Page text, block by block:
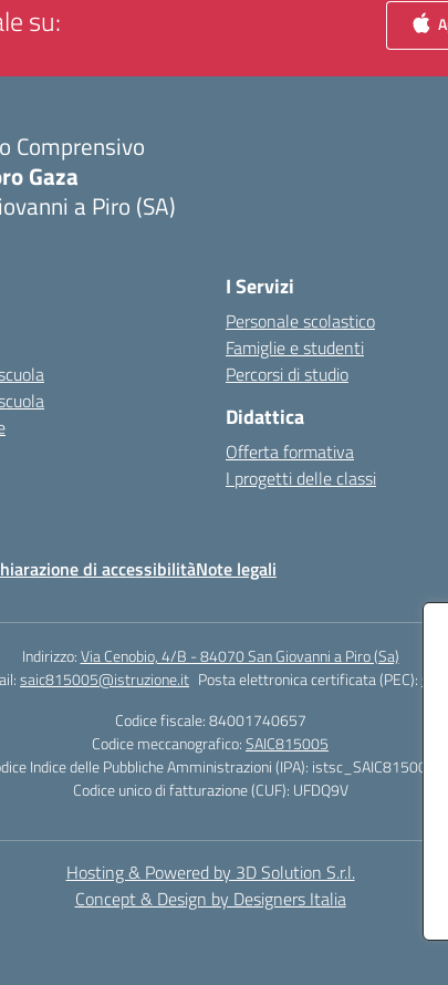
su:
Comprensivo
Gaza
a Piro (SA)
I Servizi
Personale scolastico
Famiglie e studenti
Percorsi di studio
Didattica
Offerta formativa
I progetti delle classi
di accessibilitàNote legali
Indirizzo:Via Cenobio, 4/B - 84070 San Giovanni a Piro (Sa)
saic815005@istruzione.it Posta elettronica certificata (PEC):
Codice fiscale: 84001740657
Codice meccanografico:SAIC815005
Indice delle Pubbliche Amministrazioni (IPA): istsc_SAIC815005
Codice unico di fatturazione (CUF): UFDQ9V
Hosting & Powered by 3D Solution S.r.l.
Concept & Design by Designers Italia